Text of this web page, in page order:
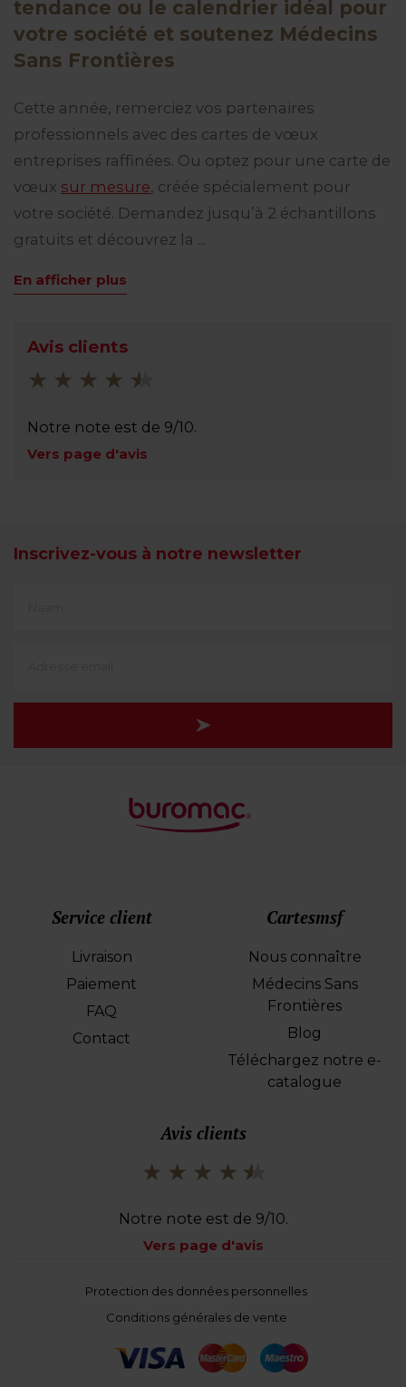
tendance ou le calendrier idéal pour
votre société et soutenez Médecins
Sans Frontières
Cette année, remerciez vos partenaires
professionnels avec des cartes de vœux
entreprises raffinées. Ou optez pour une carte de
vœux sur mesure , créée spécialement pour
votre société. Demandez jusqu’à 2 échantillons
gratuits et découvrez la ...
En afficher plus
Avis clients
Notre note est de 9/10.
Vers page d'avis
Inscrivez-vous à notre newsletter
Service client
Livraison
Paiement
FAQ
Contact
Cartesmsf
Nous connaître
Médecins Sans
Frontières
Blog
Téléchargez notre e-
catalogue
Avis clients
Notre note est de 9/10.
Vers page d'avis
Protection des données personnelles
Conditions générales de vente